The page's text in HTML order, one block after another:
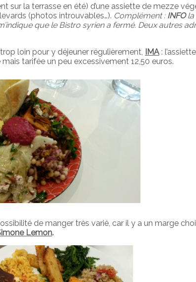
sur la terrasse en été) d’une assiette de mezze
(photos introuvables…). Complément : INFOla
que le Bistro syrien a fermé. Deux autres
loin pour y déjeuner régulièrement, IMA :
tarifée un peu excessivement 12,50 euros.
de manger très varié, car il y a un marge
Lemon.